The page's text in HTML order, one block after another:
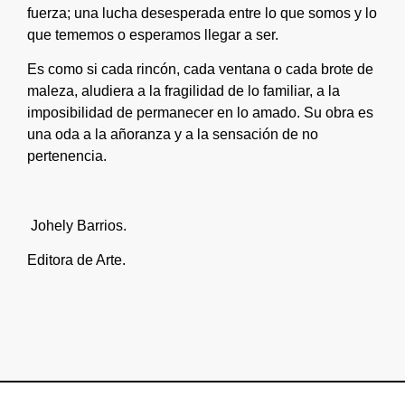
fuerza; una lucha desesperada entre lo que somos y lo
que tememos o esperamos llegar a ser.
Es como si cada rincón, cada ventana o cada brote de
maleza, aludiera a la fragilidad de lo familiar, a la
imposibilidad de permanecer en lo amado. Su obra es
una oda a la añoranza y a la sensación de no
pertenencia.
Johely Barrios.
Editora de Arte.